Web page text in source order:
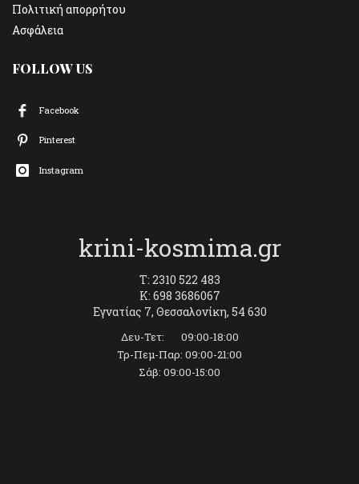
Πολιτική απορρήτου
Ασφάλεια
FOLLOW US
Facebook
Pinterest
Instagram
krini-kosmima.gr
T: 2310 522 483
K: 698 3686067
Εγνατίας 7, Θεσσαλονίκη, 54 630
Δευ-Τετ: 09:00-18:00
Τρ-Πεμ-Παρ: 09:00-21:00
Σάβ: 09:00-15:00